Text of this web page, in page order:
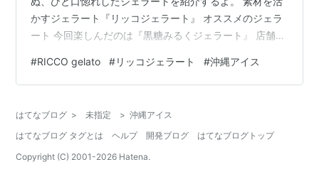
かすジェラート『リッコジェラート』 オススメのジェラ
ート 今回楽しんだのは『黒糖みるくジェラート』 店舗情
ト』 2017年3月に沖縄の宮古島から来たジェラートショ
ップ。 イタリア語で『豊かさ』を意味する『RICCO』、
ク、フードで表現するのがコンセプト。 2店舗目の出店
先に選ばれたのが東京・門前仲町。 『富岡八幡宮（とみ
おかはちまんぐう） 』が…
#RICCO gelato #リッコジェラート #沖縄アイス
はてなブログ > 未指定 > 沖縄アイス
はてなブログ タグとは
ヘルプ 開発ブログ
はてなブログトップ
Copyright (C) 2001-2026 Hatena.